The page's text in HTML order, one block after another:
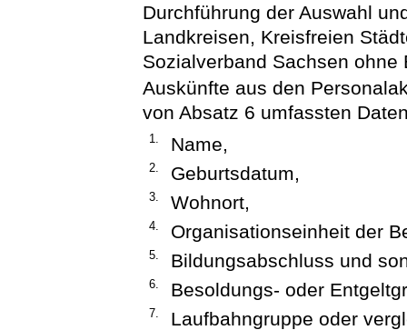
Durchführung der Auswahl
Landkreisen, Kreisfreien
Sozialverband Sachsen
Auskünfte aus den
von Absatz 6 umfassten
1. Name,
2. Geburtsdatum,
3. Wohnort,
4. Organisationseinheit der
5. Bildungsabschluss und
6. Besoldungs- oder
7. Laufbahngruppe oder